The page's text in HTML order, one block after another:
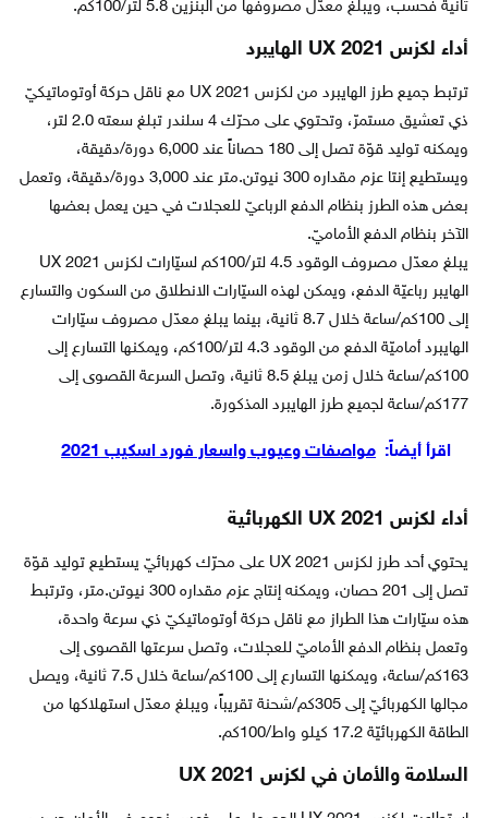
ثانية فحسب، ويبلغ معدّل مصروفها من البنزين 5.8 لتر/100كم.
أداء لكزس UX 2021 الهايبرد
ترتبط جميع طرز الهايبرد من لكزس UX 2021 مع ناقل حركة أوتوماتيكيّ
ذي تعشيق مستمرّ، وتحتوي على محرّك 4 سلندر تبلغ سعته 2.0 لتر،
ويمكنه توليد قوّة تصل إلى 180 حصاناً عند 6,000 دورة/دقيقة،
ويستطيع إنتا عزم مقداره 300 نيوتن.متر عند 3,000 دورة/دقيقة، وتعمل
بعض هذه الطرز بنظام الدفع الرباعيّ للعجلات في حين يعمل بعضها
الآخر بنظام الدفع الأماميّ.
يبلغ معدّل مصروف الوقود 4.5 لتر/100كم لسيّارات لكزس UX 2021
الهايبر رباعيّة الدفع، ويمكن لهذه السيّارات الانطلاق من السكون والتسارع
إلى 100كم/ساعة خلال 8.7 ثانية، بينما يبلغ معدّل مصروف سيّارات
الهايبرد أماميّة الدفع من الوقود 4.3 لتر/100كم، ويمكنها التسارع إلى
100كم/ساعة خلال زمن يبلغ 8.5 ثانية، وتصل السرعة القصوى إلى
177كم/ساعة لجميع طرز الهايبرد المذكورة.
اقرأ أيضاً: مواصفات وعيوب واسعار فورد اسكيب 2021
أداء لكزس UX 2021 الكهربائية
يحتوي أحد طرز لكزس UX 2021 على محرّك كهربائيّ يستطيع توليد قوّة
تصل إلى 201 حصان، ويمكنه إنتاج عزم مقداره 300 نيوتن.متر، وترتبط
هذه سيّارات هذا الطراز مع ناقل حركة أوتوماتيكيّ ذي سرعة واحدة،
وتعمل بنظام الدفع الأماميّ للعجلات، وتصل سرعتها القصوى إلى
163كم/ساعة، ويمكنها التسارع إلى 100كم/ساعة خلال 7.5 ثانية، ويصل
مجالها الكهربائيّ إلى 305كم/شحنة تقريباً، ويبلغ معدّل استهلاكها من
الطاقة الكهربائيّة 17.2 كيلو واط/100كم.
السلامة والأمان في لكزس UX 2021